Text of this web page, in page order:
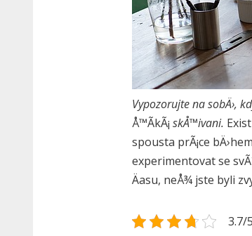
Vypozorujte na sobÄ›,
Å™Ã­kÃ¡ skÅ™ivani.
spousta prÃ¡ce
experimentovat se
Äasu, neÅ¾ jste byli
3.7/